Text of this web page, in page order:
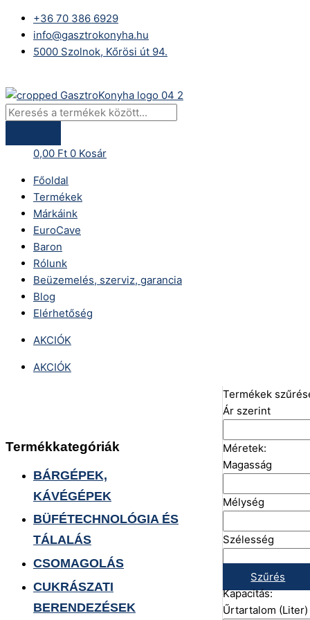
content
+36 70 386 6929
info@gasztrokonyha.hu
5000 Szolnok, Kőrösi út 94.
search
0,00 Ft 0 Kosár
Főoldal
Termékek
Márkáink
EuroCave
Baron
Rólunk
Beüzemelés, szerviz, garancia
Blog
Elérhetőség
AKCIÓK
AKCIÓK
Termékkategóriák
BÁRGÉPEK,
KÁVÉGÉPEK
BÜFÉTECHNOLÓGIA ÉS
TÁLALÁS
CSOMAGOLÁS
CUKRÁSZATI
BERENDEZÉSEK
Termékek
Ár szerint
Méretek:
Magasság
Mélység
Szélesség
Szűrés
Kapacitás:
Űrtartalom (Liter)